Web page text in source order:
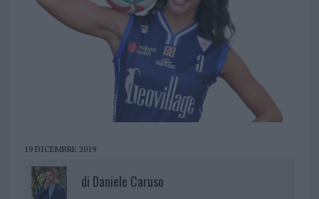
19 DICEMBRE 2019
di Daniele Caruso